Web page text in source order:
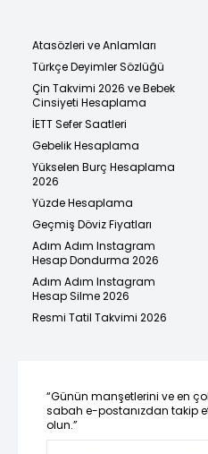
Atasözleri ve Anlamları
Türkçe Deyimler Sözlüğü
Çin Takvimi 2026 ve Bebek
Cinsiyeti Hesaplama
İETT Sefer Saatleri
Gebelik Hesaplama
Yükselen Burç Hesaplama
2026
Yüzde Hesaplama
Geçmiş Döviz Fiyatları
Adım Adım Instagram
Hesap Dondurma 2026
Adım Adım Instagram
Hesap Silme 2026
Resmi Tatil Takvimi 2026
“Günün manşetlerini ve en
sabah e-postanızdan takip
olun.”